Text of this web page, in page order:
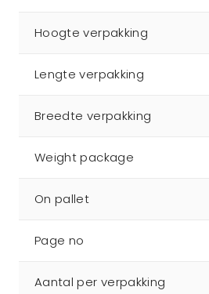
Hoogte verpakking
Lengte verpakking
Breedte verpakking
Weight package
On pallet
Page no
Aantal per verpakking